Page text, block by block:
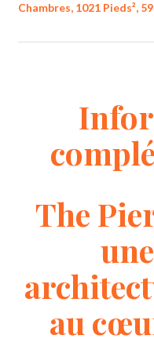
Chambres, 1021 Pieds²,
The
au